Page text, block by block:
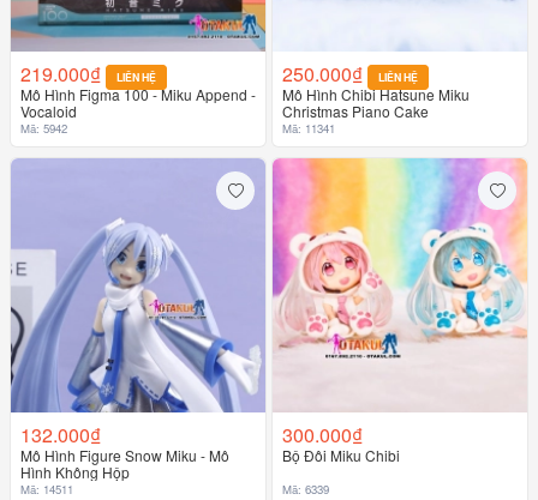
219.000₫ LIÊN HỆ
Mô Hình Figma 100 - Miku Append -
Vocaloid
Mã: 5942
250.000₫ LIÊN HỆ
Mô Hình Chibi Hatsune Miku
Christmas Piano Cake
Mã: 11341
132.000₫
Mô Hình Figure Snow Miku - Mô
Hình Không Hộp
Mã: 14511
300.000₫
Bộ Đôi Miku Chibi
Mã: 6339